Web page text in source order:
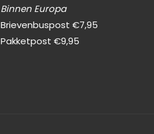
Binnen Europa
Brievenbuspost €7,95
Pakketpost €9,95